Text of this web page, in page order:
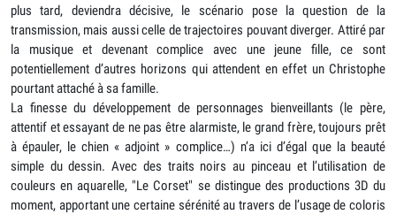
plus tard, deviendra décisive, le scénario pose la question de la
transmission, mais aussi celle de trajectoires pouvant diverger. Attiré par
la musique et devenant complice avec une jeune fille, ce sont
potentiellement d’autres horizons qui attendent en effet un Christophe
pourtant attaché à sa famille.
La finesse du développement de personnages bienveillants (le père,
attentif et essayant de ne pas être alarmiste, le grand frère, toujours prêt
à épauler, le chien « adjoint » complice…) n’a ici d’égal que la beauté
simple du dessin. Avec des traits noirs au pinceau et l’utilisation de
couleurs en aquarelle, "Le Corset" se distingue des productions 3D du
moment, apportant une certaine sérénité au travers de l’usage de coloris